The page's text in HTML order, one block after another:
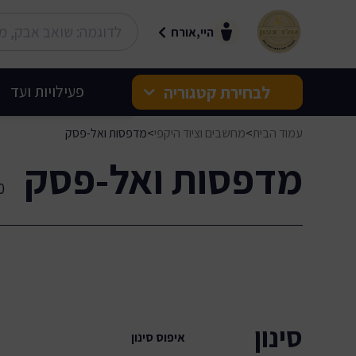
היי,אורח
לבחירת קטגוריה
בלעדי לגולד צפון
חשמל ואלקטרוניקה
לבית ולמשפחה
פעילויות ועד
עמוד הבית>מחשבים וציוד היקפי>מדפסות ואל-פסק
מדפסות ואל-פסק 0
סינון איפוס סינון